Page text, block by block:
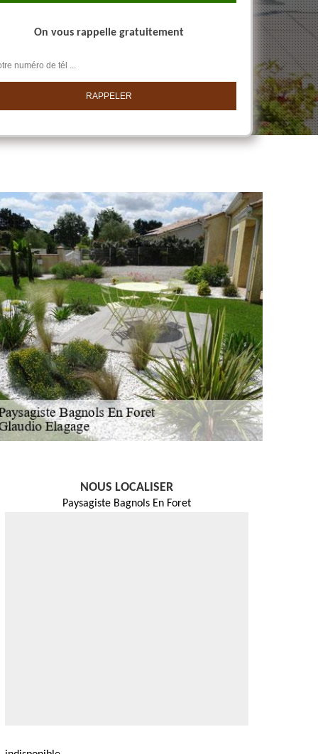
On vous rappelle gratuitement
NOUS LOCALISER
Paysagiste Bagnols En Foret